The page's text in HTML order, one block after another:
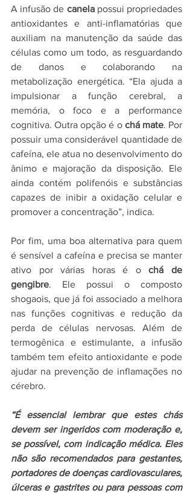
A infusão de canela possui propriedades
antioxidantes e anti-inflamatórias que
auxiliam na manutenção da saúde das
células como um todo, as resguardando
de danos e colaborando na
metabolização energética. “Ela ajuda a
impulsionar a função cerebral, a
memória, o foco e a performance
cognitiva. Outra opção é o chá mate. Por
possuir uma considerável quantidade de
cafeína, ele atua no desenvolvimento do
ânimo e majoração da disposição. Ele
ainda contém polifenóis e substâncias
capazes de inibir a oxidação celular e
promover a concentração”, indica.
Por fim, uma boa alternativa para quem
é sensível a cafeína e precisa se manter
ativo por várias horas é o chá de
gengibre. Ele possui o composto
shogaois, que já foi associado a melhora
nas funções cognitivas e redução da
perda de células nervosas. Além de
termogênica e estimulante, a infusão
também tem efeito antioxidante e pode
ajudar na prevenção de inflamações no
cérebro.
“É essencial lembrar que estes chás
devem ser ingeridos com moderação e,
se possível, com indicação médica. Eles
não são recomendados para gestantes,
portadores de doenças cardiovasculares,
úlceras e gastrites ou para pessoas com